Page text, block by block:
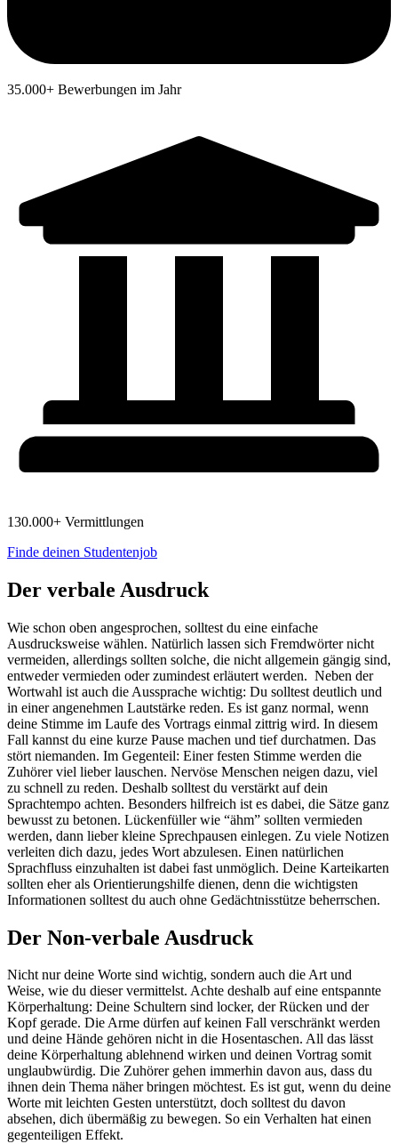
35.000+ Bewerbungen im Jahr
130.000+ Vermittlungen
Finde deinen Studentenjob
Der verbale Ausdruck
Wie schon oben angesprochen, solltest du eine einfache
Ausdrucksweise wählen. Natürlich lassen sich Fremdwörter nicht
vermeiden, allerdings sollten solche, die nicht allgemein gängig sind,
entweder vermieden oder zumindest erläutert werden. Neben der
Wortwahl ist auch die Aussprache wichtig: Du solltest deutlich und
in einer angenehmen Lautstärke reden. Es ist ganz normal, wenn
deine Stimme im Laufe des Vortrags einmal zittrig wird. In diesem
Fall kannst du eine kurze Pause machen und tief durchatmen. Das
stört niemanden. Im Gegenteil: Einer festen Stimme werden die
Zuhörer viel lieber lauschen. Nervöse Menschen neigen dazu, viel
zu schnell zu reden. Deshalb solltest du verstärkt auf dein
Sprachtempo achten. Besonders hilfreich ist es dabei, die Sätze ganz
bewusst zu betonen. Lückenfüller wie “ähm” sollten vermieden
werden, dann lieber kleine Sprechpausen einlegen. Zu viele Notizen
verleiten dich dazu, jedes Wort abzulesen. Einen natürlichen
Sprachfluss einzuhalten ist dabei fast unmöglich. Deine Karteikarten
sollten eher als Orientierungshilfe dienen, denn die wichtigsten
Informationen solltest du auch ohne Gedächtnisstütze beherrschen.
Der Non-verbale Ausdruck
Nicht nur deine Worte sind wichtig, sondern auch die Art und
Weise, wie du dieser vermittelst. Achte deshalb auf eine entspannte
Körperhaltung: Deine Schultern sind locker, der Rücken und der
Kopf gerade. Die Arme dürfen auf keinen Fall verschränkt werden
und deine Hände gehören nicht in die Hosentaschen. All das lässt
deine Körperhaltung ablehnend wirken und deinen Vortrag somit
unglaubwürdig. Die Zuhörer gehen immerhin davon aus, dass du
ihnen dein Thema näher bringen möchtest. Es ist gut, wenn du deine
Worte mit leichten Gesten unterstützt, doch solltest du davon
absehen, dich übermäßig zu bewegen. So ein Verhalten hat einen
gegenteiligen Effekt.